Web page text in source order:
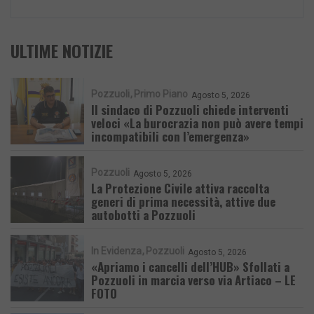
ULTIME NOTIZIE
Pozzuoli Primo Piano Agosto 5, 2026
Il sindaco di Pozzuoli chiede interventi
veloci «La burocrazia non può avere tempi
incompatibili con l’emergenza»
Pozzuoli Agosto 5, 2026
La Protezione Civile attiva raccolta
generi di prima necessità, attive due
autobotti a Pozzuoli
In Evidenza Pozzuoli Agosto 5, 2026
«Apriamo i cancelli dell’HUB» Sfollati a
Pozzuoli in marcia verso via Artiaco – LE
FOTO